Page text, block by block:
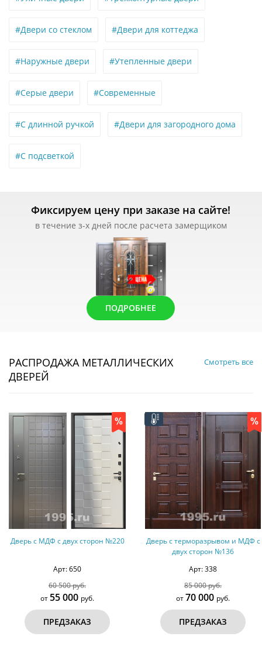
#Двери со стеклом #Двери для коттеджа
#Наружные двери #Утепленные двери
#Серые двери #Современные
#С длинной ручкой #Двери для загородного дома
#С подсветкой
Фиксируем цену при заказе на сайте!
в течение з-х дней после расчета замерщиком
ПОДРОБНЕЕ
РАСПРОДАЖА МЕТАЛЛИЧЕСКИХ
ДВЕРЕЙ
Смотреть все
Дверь с терморазрывом и МДФ с
Арт: 338
85 000 руб.
от70 000руб.
ПРЕДЗАКАЗ
Парадная полуторная дверь
МДФ шпон с ковкой и стеклом,
Арт: 504
154 000 руб.
от140 000руб.
ПРЕДЗАКАЗ